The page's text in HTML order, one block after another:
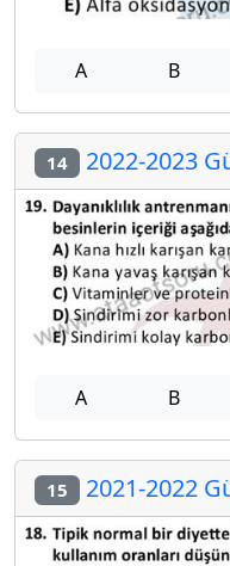
A B
14 2022-2023
A B
15 2021-2022